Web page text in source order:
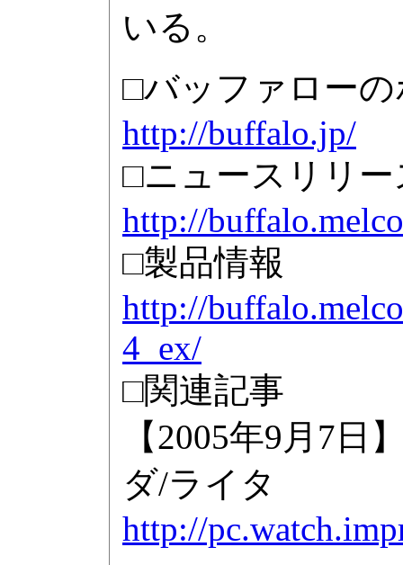
いる。
□バッファロー
http://buffalo.jp/
□ニュースリリー
http://
□製品情報
http://
4_ex/
□関連記事
【2005年9月7日
ダ/ライタ
http://